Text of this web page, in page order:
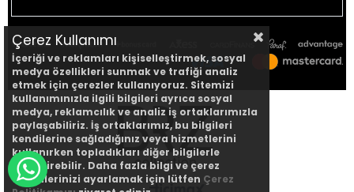
Çerez Kullanımı
İçeriği ve reklamları kişiselleştirmek, sosyal
medya özellikleri sunmak ve trafiği analiz
etmek için çerezler kullanıyoruz. Sitemizi
kullanımınızla ilgili bilgileri ayrıca sosyal
medya, reklamcılık ve analiz iş ortaklarımızla
paylaşabiliriz. İş ortaklarımız, bu bilgileri
kendilerine sağladığınız veya hizmetlerini
kullanırken topladıkları diğer bilgilerle
birleştirebilir. Daha fazla bilgi ve çerez
tercihlerinizi ayarlamak için lütfen Çerez
WHATSAPP DESTEK HATTI